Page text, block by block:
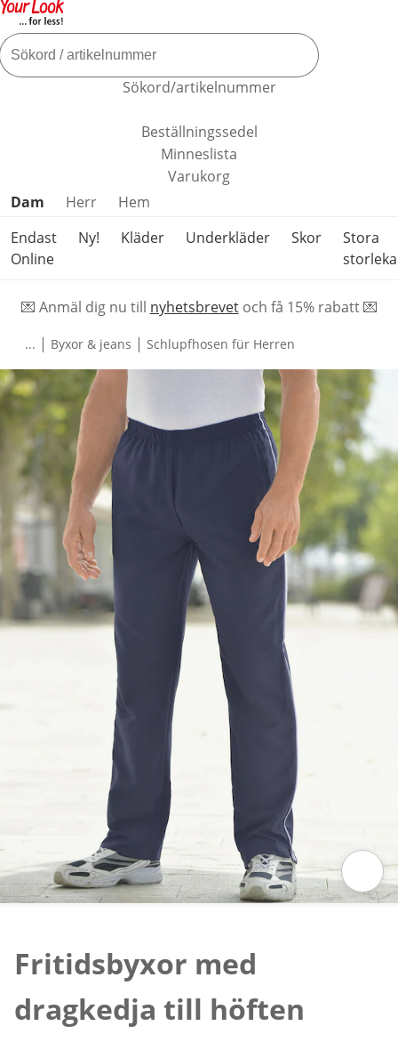
Sökord/artikelnummer
Beställningssedel
Minneslista
Varukorg
Hoppa över produktkategorier
Dam Herr
Hem
Endast
Online
Ny! Kläder Underkläder Skor
Stora
💌 Anmäl dig nu till nyhetsbrevetoch få 15% rabatt 💌
... | Byxor & jeans | Schlupfhosen für Herren
Fritidsbyxor med
dragkedja till höften